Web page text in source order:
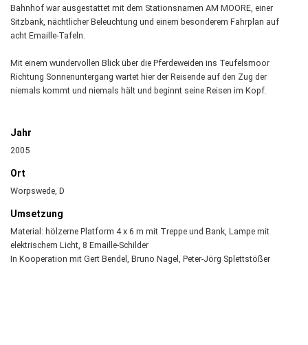
Bahnhof war ausgestattet mit dem Stationsnamen AM MOORE, einer
Sitzbank, nächtlicher Beleuchtung und einem besonderem Fahrplan auf
acht Emaille-Tafeln.
Mit einem wundervollen Blick über die Pferdeweiden ins Teufelsmoor
Richtung Sonnenuntergang wartet hier der Reisende auf den Zug der
niemals kommt und niemals hält und beginnt seine Reisen im Kopf.
Jahr
2005
Ort
Worpswede, D
Umsetzung
Material: hölzerne Platform 4 x 6 m mit Treppe und Bank, Lampe mit
elektrischem Licht, 8 Emaille-Schilder
In Kooperation mit Gert Bendel, Bruno Nagel, Peter-Jörg Splettstößer